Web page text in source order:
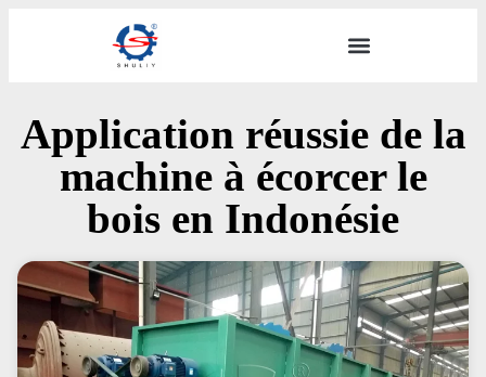
Application réussie de la
machine à écorcer le
bois en Indonésie